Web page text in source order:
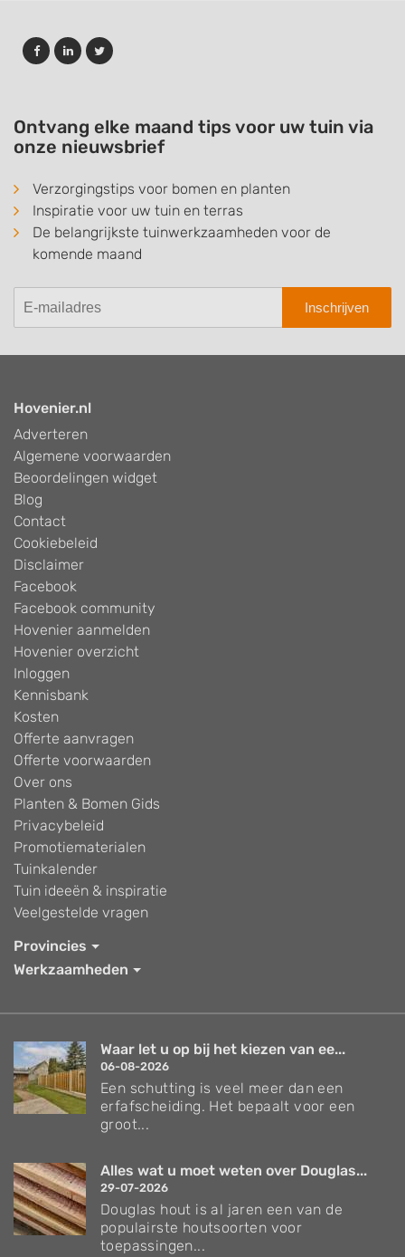
Ontvang elke maand tips voor uw tuin via
onze nieuwsbrief
Verzorgingstips voor bomen en planten
Inspiratie voor uw tuin en terras
De belangrijkste tuinwerkzaamheden voor de
komende maand
Inschrijven
Hovenier.nl
Adverteren
Algemene voorwaarden
Beoordelingen widget
Blog
Contact
Cookiebeleid
Disclaimer
Facebook
Facebook community
Hovenier aanmelden
Hovenier overzicht
Inloggen
Kennisbank
Kosten
Offerte aanvragen
Offerte voorwaarden
Over ons
Planten & Bomen Gids
Privacybeleid
Promotiematerialen
Tuinkalender
Tuin ideeën & inspiratie
Veelgestelde vragen
Provincies
Werkzaamheden
Waar let u op bij het kiezen van ee...
06-08-2026
Een schutting is veel meer dan een
erfafscheiding. Het bepaalt voor een
groot...
Alles wat u moet weten over Douglas...
29-07-2026
Douglas hout is al jaren een van de
populairste houtsoorten voor
toepassingen...